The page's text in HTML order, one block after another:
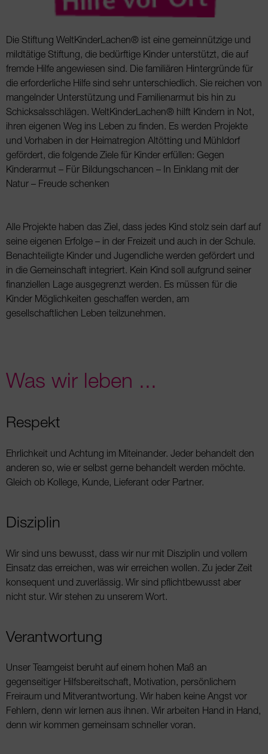
Die Stiftung WeltKinderLachen® ist eine gemeinnützige und
mildtätige Stiftung, die bedürftige Kinder unterstützt, die auf
fremde Hilfe angewiesen sind. Die familiären Hintergründe für
die erforderliche Hilfe sind sehr unterschiedlich. Sie reichen von
mangelnder Unterstützung und Familienarmut bis hin zu
Schicksalsschlägen. WeltKinderLachen® hilft Kindern in Not,
ihren eigenen Weg ins Leben zu finden. Es werden Projekte
und Vorhaben in der Heimatregion Altötting und Mühldorf
gefördert, die folgende Ziele für Kinder erfüllen: Gegen
Kinderarmut – Für Bildungschancen – In Einklang mit der
Natur – Freude schenken
Alle Projekte haben das Ziel, dass jedes Kind stolz sein darf auf
seine eigenen Erfolge – in der Freizeit und auch in der Schule.
Benachteiligte Kinder und Jugendliche werden gefördert und
in die Gemeinschaft integriert. Kein Kind soll aufgrund seiner
finanziellen Lage ausgegrenzt werden. Es müssen für die
Kinder Möglichkeiten geschaffen werden, am
gesellschaftlichen Leben teilzunehmen.
Was wir leben ...
Respekt
Ehrlichkeit und Achtung im Miteinander. Jeder be­handelt den
anderen so, wie er selbst gerne behan­delt werden möchte.
Gleich ob Kollege, Kunde, Lieferant oder Partner.
Disziplin
Wir sind uns bewusst, dass wir nur mit Disziplin und vollem
Einsatz das erreichen, was wir erreichen wollen. Zu jeder Zeit
konsequent und zuverlässig. Wir sind pflichtbewusst aber
nicht stur. Wir stehen zu unserem Wort.
Verantwortung
Unser Teamgeist beruht auf einem hohen Maß an
gegenseitiger Hilfsbereitschaft, Motivation, persön­lichem
Freiraum und Mitverantwortung. Wir haben keine Angst vor
Fehlern, denn wir lernen aus ihnen. Wir arbeiten Hand in Hand,
denn wir kommen ge­meinsam schneller voran.